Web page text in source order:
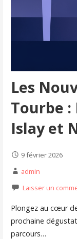
Les
Tourbe
Islay et
9 février 2026
admin
Laisser un
Plongez au cœur
prochaine
parcours…